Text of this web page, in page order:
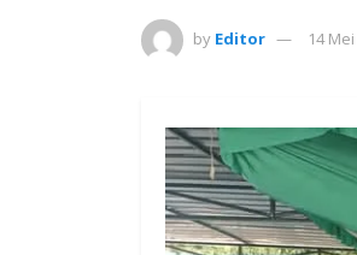
by Editor 14